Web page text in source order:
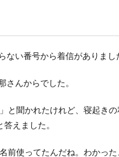
ない番号から着信がありまし
さんからでした。
と聞かれたけれど、寝起きの
えました。
前使ってたんだね。わかった